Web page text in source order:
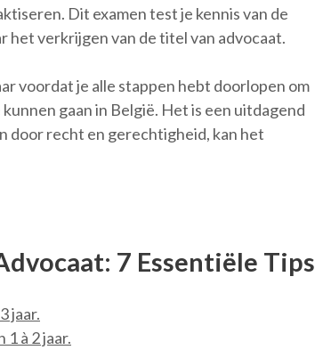
Dit examen test je kennis van de
het verkrijgen van de titel van advocaat.
voordat je alle stappen hebt doorlopen om
gaan in België. Het is een uitdagend
door recht en gerechtigheid, kan het
7 Essentiële Tips
jaar.
à 2 jaar.